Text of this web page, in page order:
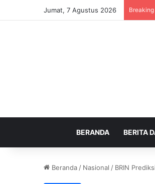
Jumat, 7 Agustus 2026
BERANDA BERITA
Beranda / Nasional / BRIN